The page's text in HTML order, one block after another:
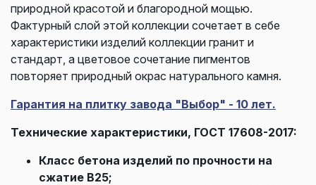
природной красотой и благородной мощью.
Фактурный слой этой коллекции сочетает в себе
характеристики изделий коллекции гранит и
стандарт, а цветовое сочетание пигментов
повторяет природный окрас натурального камня.
Гарантия на плитку завода "Выбор" - 10 лет.
Технические характеристики, ГОСТ 17608-2017:
Класс бетона изделий по прочности на
сжатие В25;